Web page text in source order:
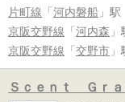
片町線 「 河内磐船 」駅
京阪交野線 「 河内森 」
京阪交野線 「 交野市 」
Ｓｃｅｎｔ Ｇｒａ